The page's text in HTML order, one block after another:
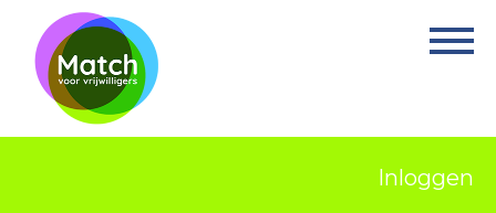
Home
Activiteiten
Inloggen